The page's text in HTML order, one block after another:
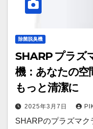
除菌脱臭機
SHARP プラズ
機：あなたの空
もっと清潔に
2025年3月7日
SHARPのプラズマク